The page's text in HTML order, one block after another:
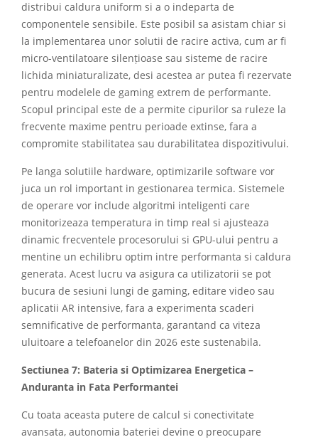
distribui caldura uniform si a o indeparta de
componentele sensibile. Este posibil sa asistam chiar si
la implementarea unor solutii de racire activa, cum ar fi
micro-ventilatoare silențioase sau sisteme de racire
lichida miniaturalizate, desi acestea ar putea fi rezervate
pentru modelele de gaming extrem de performante.
Scopul principal este de a permite cipurilor sa ruleze la
frecvente maxime pentru perioade extinse, fara a
compromite stabilitatea sau durabilitatea dispozitivului.
Pe langa solutiile hardware, optimizarile software vor
juca un rol important in gestionarea termica. Sistemele
de operare vor include algoritmi inteligenti care
monitorizeaza temperatura in timp real si ajusteaza
dinamic frecventele procesorului si GPU-ului pentru a
mentine un echilibru optim intre performanta si caldura
generata. Acest lucru va asigura ca utilizatorii se pot
bucura de sesiuni lungi de gaming, editare video sau
aplicatii AR intensive, fara a experimenta scaderi
semnificative de performanta, garantand ca viteza
uluitoare a telefoanelor din 2026 este sustenabila.
Sectiunea 7: Bateria si Optimizarea Energetica –
Anduranta in Fata Performantei
Cu toata aceasta putere de calcul si conectivitate
avansata, autonomia bateriei devine o preocupare